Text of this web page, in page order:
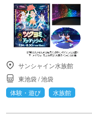
サンシャイン水族館
東池袋/池袋
体験・遊び
水族館